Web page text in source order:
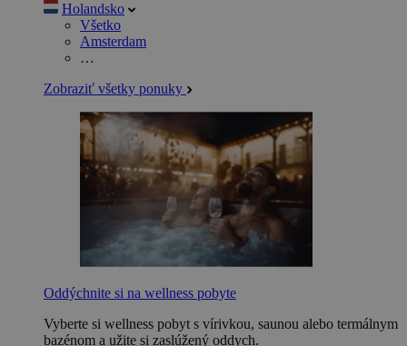
Holandsko
Všetko
Amsterdam
…
Zobraziť všetky ponuky
Oddýchnite si na wellness pobyte
Vyberte si wellness pobyt s vírivkou, saunou alebo termálnym
bazénom a užite si zaslúžený oddych.